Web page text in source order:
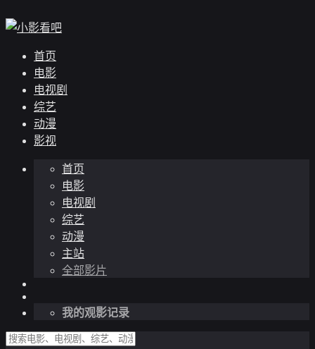
首页
电影
电视剧
综艺
动漫
影视
首页
电影
电视剧
综艺
动漫
主站
全部影片
我的观影记录